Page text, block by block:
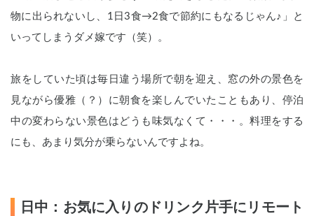
物に出られないし、1日3食→2食で節約にもなるじゃん♪」と
いってしまうダメ嫁です（笑）。
旅をしていた頃は毎日違う場所で朝を迎え、窓の外の景色を
見ながら優雅（？）に朝食を楽しんでいたこともあり、停泊
中の変わらない景色はどうも味気なくて・・・。料理をする
にも、あまり気分が乗らないんですよね。
日中：お気に入りのドリンク片手にリモート